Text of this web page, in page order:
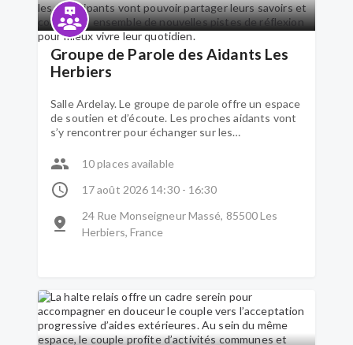
Groupe de Parole des Aidants Les
Herbiers
Salle Ardelay. Le groupe de parole offre un espace
de soutien et d’écoute. Les proches aidants vont
s’y rencontrer pour échanger sur les
Aidés par un psychologue, les participants vont
ensemble de nouvelles pistes de réflexion pour
10 places available
17 août 2026 14:30 - 16:30
24 Rue Monseigneur Massé, 85500 Les
Herbiers, France